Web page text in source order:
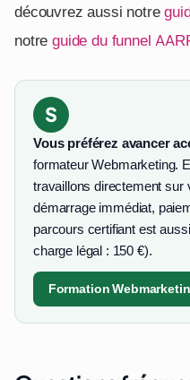
découvrez aussi notre
notreguide du funnel
S
Vous préférez avancer
formateur Webmarketing.
travaillons directement
démarrage immédiat,
parcours certifiant est
charge légal : 150 €).
Formation